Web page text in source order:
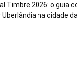
Timbre 2026: o guia
na cidade